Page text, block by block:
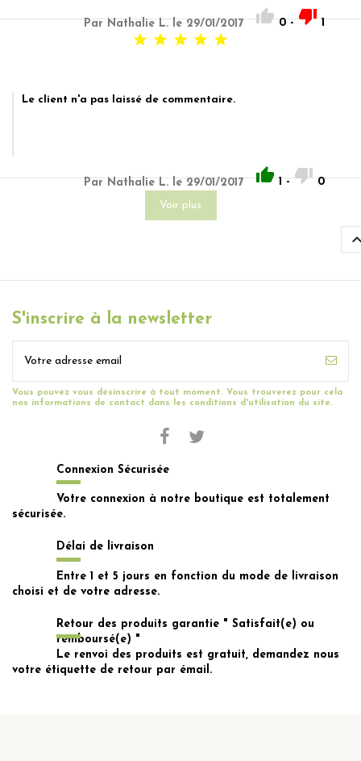
Par Nathalie L. le 29/01/2017  0- 1
    
Le client n'a pas laissé de commentaire.
Par Nathalie L. le 29/01/2017  1- 0
Voir plus
S'inscrire à la newsletter
Vous pouvez vous désinscrire à tout moment. Vous trouverez pour cela
nos informations de contact dans les conditions d'utilisation du site.
Connexion Sécurisée
Votre connexion à notre boutique est totalement
sécurisée.
Délai de livraison
Entre 1 et 5 jours en fonction du mode de livraison
choisi et de votre adresse.
Retour des produits garantie " Satisfait(e) ou
remboursé(e) "
Le renvoi des produits est gratuit, demandez nous
votre étiquette de retour par émail.